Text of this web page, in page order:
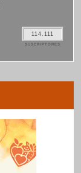
114.111
SUSCRIPTORES